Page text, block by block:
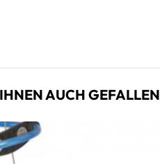
AUCH GEFALLEN